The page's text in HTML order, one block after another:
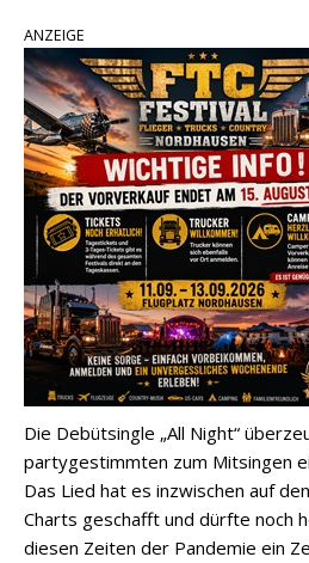
ANZEIGE
Die Debütsingle „All Night“
partygestimmten zum Mitsingen
Das Lied hat es inzwischen auf
Charts geschafft und dürfte noch
diesen Zeiten der Pandemie ein